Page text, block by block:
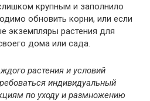
крупным и заполнило
обновить корни, или если
экземпляры растения для
дома или сада.
растения и условий
индивидуальный
по уходу и размножению